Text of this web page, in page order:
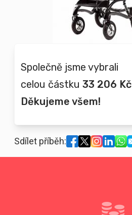
Společně jsme vybrali
celou částku 33 206 Kč
Děkujeme všem!
Sdílet příběh: